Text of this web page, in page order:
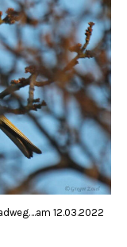
12.03.2022